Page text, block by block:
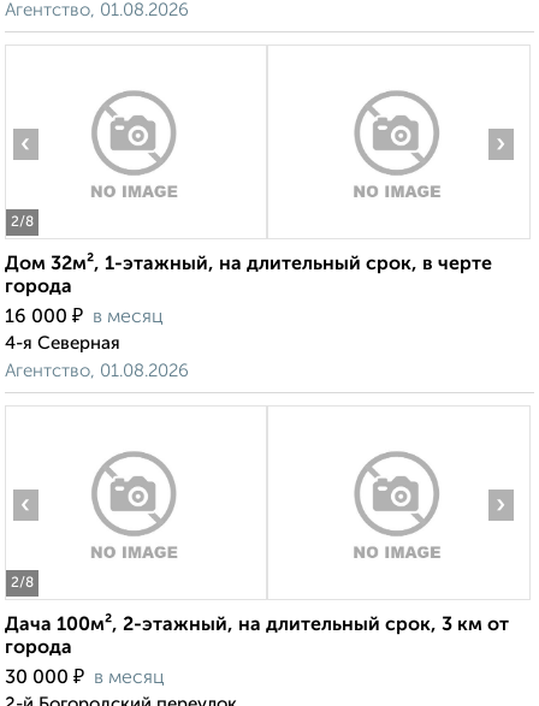
Агентство, 01.08.2026
2/8
‹ ›
Дом 32м², 1-этажный, на длительный срок, в черте
города
16 000 ₽ в месяц
4-я Северная
Агентство, 01.08.2026
2/8
‹ ›
Дача 100м², 2-этажный, на длительный срок, 3 км от
города
30 000 ₽ в месяц